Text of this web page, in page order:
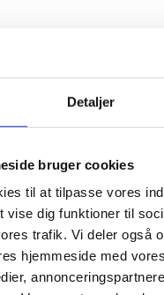
Detaljer
bruger cookies
til at tilpasse vores
vise dig funktioner til
trafik. Vi deler også
hjemmeside med
facilitere alt hvad
Læs mere hér
cph.dk
faste parkeringsplads på
en plads så tæt på dit